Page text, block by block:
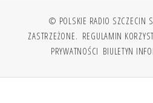
© POLSKIE RADIO SZCZECIN
ZASTRZEŻONE. REGULAMIN
PRYWATNOŚCI BIULETYN